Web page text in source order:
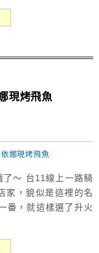
餅街(復興街)上，有
現烤飛魚
～ 台11線上一路騎
家，貌似是這裡的名
番，就這樣選了升火
們不熟悉的母語 希